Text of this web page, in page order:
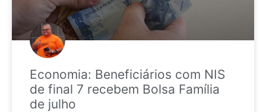
Economia: Beneficiários com NIS
de final 7 recebem Bolsa Família
de julho